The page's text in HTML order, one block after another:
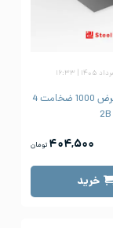
ورق رول استیل 430 عرض 1000 ضخامت 4
۴۰۴,۵۰۰ تومان
خرید